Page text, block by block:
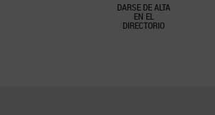
DARSE DE ALTA
EN EL
DIRECTORIO